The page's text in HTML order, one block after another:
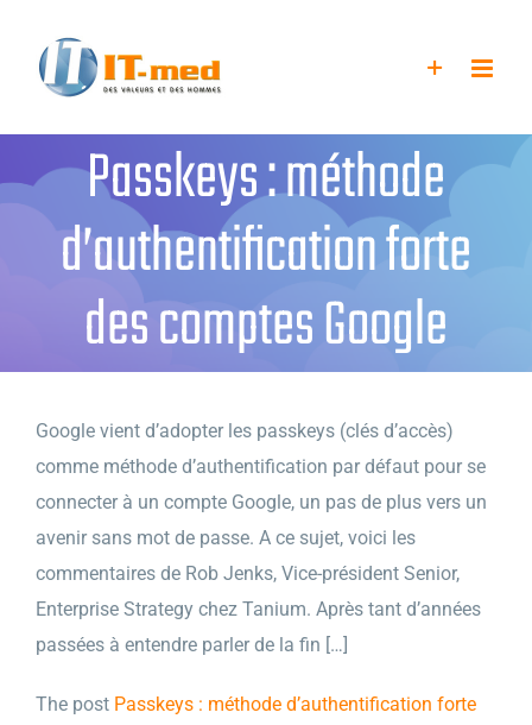
contenu
Passkeys : méthode
d’authentification forte
des comptes Google
Google vient d’adopter les passkeys (clés d’accès)
comme méthode d’authentification par défaut pour se
connecter à un compte Google, un pas de plus vers un
avenir sans mot de passe. A ce sujet, voici les
commentaires de Rob Jenks, Vice-président Senior,
Enterprise Strategy chez Tanium. Après tant d’années
passées à entendre parler de la fin […]
The post Passkeys : méthode d’authentification forte